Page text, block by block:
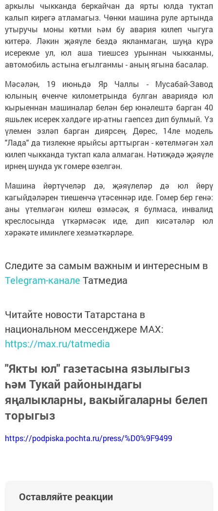
аркылы чыкканда беркайчан да ярты юлда туктап
калып кирегә атламагыз. Чөнки машина руле артында
утыручы моны көтми һәм бу авария килеп чыгуга
китерә. Ләкин җәяүле бездә якланмаган, шуңа күрә
исерекме ул, юл аша тиешсез урыннан чыкканмы,
автомобиль астына егылганмы - аның ягына басалар.
Мәсәлән, 19 июньдә Яр Чаллы - Мусабай-Завод
юлының өченче километрында булган авариядә юл
кырыеннан машиналар белән бер юнәлештә барган 40
яшьлек исерек хәлдәге ир-атны гаепсез дип булмый. Үз
үлемен эзләп барган диярсең. Дөрес, 14ле модель
"Лада" да тизлекне ярыйсы арттырган - көтелмәгән хәл
килеп чыкканда туктап кала алмаган. Нәтиҗәдә җәяүле
ирнең шунда ук гомере өзелгән.
Машина йөртүчеләр дә, җәяүлеләр дә юл йөрү
кагыйдәләрен тиешенчә үтәсеннәр иде. Гомер бер генә:
аны үтелмәгән килеш өзмәсәк, я булмаса, инвалид
креслосында үткәрмәсәк иде, дип кисәтәләр юл
хәрәкәте иминлеге хезмәткәрләре.
Следите за самым важным и интересным в
Telegram-канале Татмедиа
Читайте новости Татарстана в
национальном мессенджере MАХ:
https://max.ru/tatmedia
"Якты юл" газетасына язылыгыз
һәм Тукай районындагы
яңалыкларны, вакыйгаларны белеп
торыгыз
https://podpiska.pochta.ru/press/%D0%9F9499
Оставляйте реакции